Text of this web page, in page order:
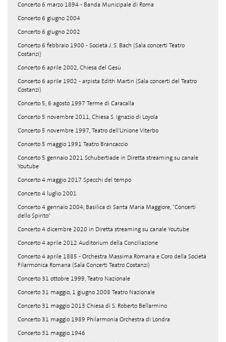
Concerto 6 marzo 1894 - Banda Municipale di Roma
Concerto 6 giugno 2004
Concerto 6 giugno 2002
Concerto 6 febbraio 1900 - Società J. S. Bach (Sala concerti Teatro
Costanzi)
Concerto 6 aprile 2002, Chiesa del Gesù
Concerto 6 aprile 1902 - arpista Edith Martin (Sala concerti del Teatro
Costanzi)
Concerto 5, 6 agosto 1997 Terme di Caracalla
Concerto 5 novembre 2011, Chiesa S. Ignazio di Loyola
Concerto 5 novembre 1997, Teatro dell'Unione Viterbo
Concerto 5 maggio 1991 Teatro Brancaccio
Concerto 5 gennaio 2021 Schubertiade in Diretta streaming su canale
Youtube
Concerto 4 maggio 2017 Specchi del tempo
Concerto 4 luglio 2001
Concerto 4 gennaio 2004, Basilica di Santa Maria Maggiore, "Concerti
dello Spirito"
Concerto 4 dicembre 2020 in Diretta streaming su canale Youtube
Concerto 4 aprile 2012 Auditorium della Conciliazione
Concerto 4 aprile 1885 - Orchestra Massima Romana e Coro della Società
Filarmonica Romana (Sala Concerti Teatro Costanzi)
Concerto 31 ottobre 1999, Teatro Nazionale
Concerto 31 maggio, 1 giugno 2008 Teatro Nazionale
Concerto 31 maggio 2013 Chiesa di S. Roberto Bellarmino
Concerto 31 maggio 1989 Philarmonia Orchestra di Londra
Concerto 31 maggio 1946